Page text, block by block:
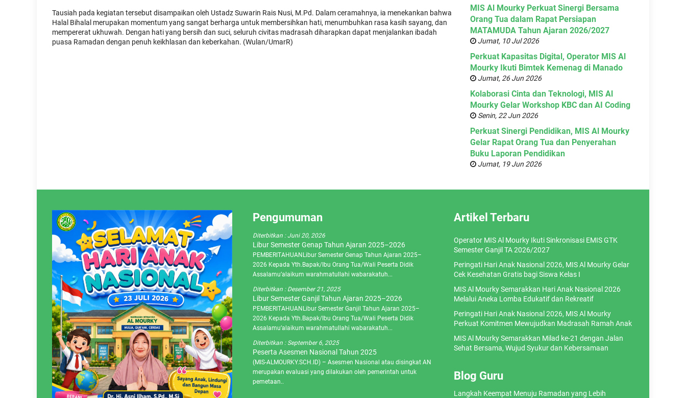
Tausiah pada kegiatan tersebut disampaikan oleh Ustadz Suwarin Rais Nusi, M.Pd. Dalam ceramahnya, ia menekankan bahwa
Halal Bihalal merupakan momentum yang sangat berharga untuk membersihkan hati, menumbuhkan rasa kasih sayang, dan
mempererat ukhuwah. Dengan hati yang bersih dan suci, seluruh civitas madrasah diharapkan dapat menjalankan ibadah
puasa Ramadan dengan penuh keikhlasan dan keberkahan. (Wulan/UmarR)
MIS Al Mourky Perkuat Sinergi Bersama
Orang Tua dalam Rapat Persiapan
MATAMUDA Tahun Ajaran 2026/2027
Jumat, 10 Jul 2026
Perkuat Kapasitas Digital, Operator MIS Al
Mourky Ikuti Bimtek Kemenag di Manado
Jumat, 26 Jun 2026
Kolaborasi Cinta dan Teknologi, MIS Al
Mourky Gelar Workshop KBC dan AI Coding
Senin, 22 Jun 2026
Perkuat Sinergi Pendidikan, MIS Al Mourky
Gelar Rapat Orang Tua dan Penyerahan
Buku Laporan Pendidikan
Jumat, 19 Jun 2026
Pengumuman
Diterbitkan :Juni 20, 2026
Libur Semester Genap Tahun Ajaran 2025–2026
PEMBERITAHUANLibur Semester Genap Tahun Ajaran 2025–
2026 Kepada Yth.Bapak/Ibu Orang Tua/Wali Peserta Didik
Assalamu’alaikum warahmatullahi wabarakatuh...
Diterbitkan : Desember 21, 2025
Libur Semester Ganjil Tahun Ajaran 2025–2026
PEMBERITAHUANLibur Semester Ganjil Tahun Ajaran 2025–
2026 Kepada Yth.Bapak/Ibu Orang Tua/Wali Peserta Didik
Assalamu’alaikum warahmatullahi wabarakatuh...
Diterbitkan : September 6, 2025
Peserta Asesmen Nasional Tahun 2025
(MIS-ALMOURKY.SCH.ID) – Asesmen Nasional atau disingkat AN
merupakan evaluasi yang dilakukan oleh pemerintah untuk
pemetaan..
Artikel Terbaru
Operator MIS Al Mourky Ikuti Sinkronisasi EMIS GTK
Semester Ganjil TA 2026/2027
Peringati Hari Anak Nasional 2026, MIS Al Mourky Gelar
Cek Kesehatan Gratis bagi Siswa Kelas I
MIS Al Mourky Semarakkan Hari Anak Nasional 2026
Melalui Aneka Lomba Edukatif dan Rekreatif
Peringati Hari Anak Nasional 2026, MIS Al Mourky
Perkuat Komitmen Mewujudkan Madrasah Ramah Anak
MIS Al Mourky Semarakkan Milad ke-21 dengan Jalan
Sehat Bersama, Wujud Syukur dan Kebersamaan
Blog Guru
Langkah Keempat Menuju Ramadan yang Lebih